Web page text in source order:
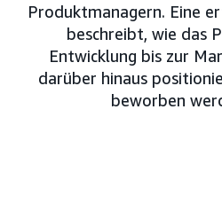
Produktmanagern. Eine
beschreibt, wie das
Entwicklung bis zur
darüber hinaus
beworben